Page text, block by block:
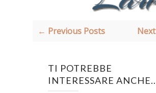
← Previous Posts
TI POTREBBE
INTERESSARE